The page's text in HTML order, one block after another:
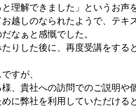
理解できました」というお声
越しのなられたようで、テキ
なぁと感慨でした。
りした後に、再度受講をす
すが、
、貴社への訪問でのご説明や
に弊社を利用していただける